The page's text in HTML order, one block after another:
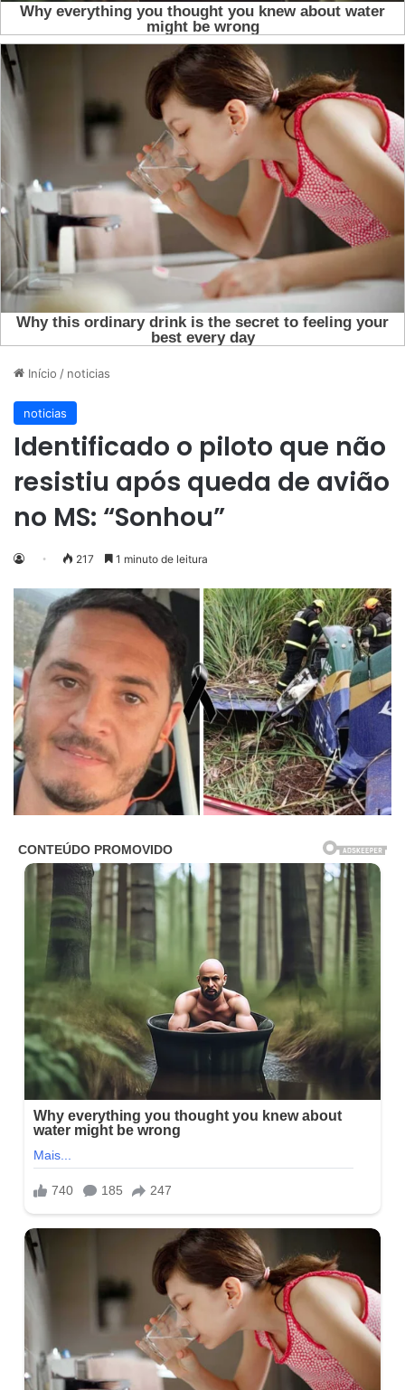
Início / noticias
noticias
Identificado o piloto que não
resistiu após queda de avião
no MS: “Sonhou”
217 1 minuto de leitura